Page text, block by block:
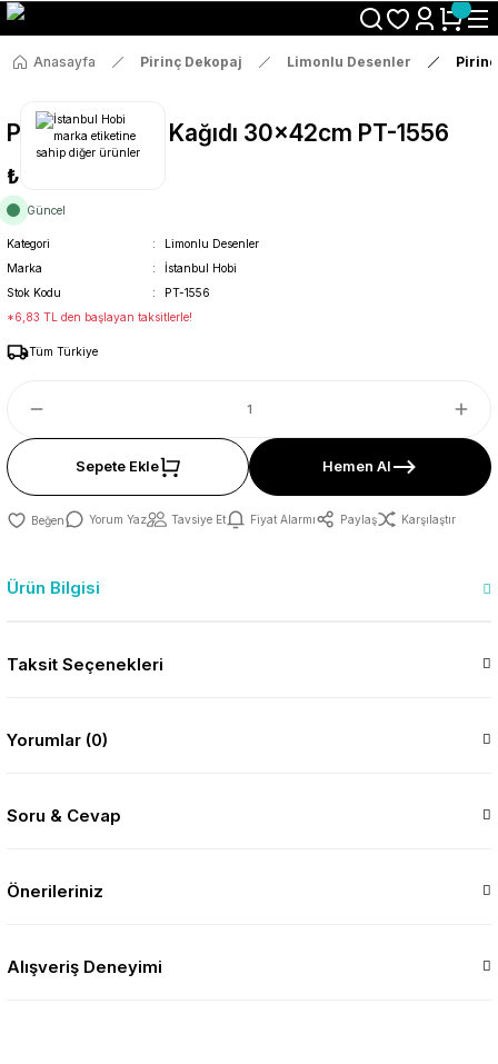
Size Özel "HG10" Koduyla Sepette Hemen %10 İndirimi Kaçırma
Anasayfa Pirinç Dekopaj Limonlu Desenler Pirinç
Pirinç Dekopaj Kağıdı 30x42cm PT-1556
₺36
Güncel
Kategori
Limonlu Desenler
Marka
İstanbul Hobi
Stok Kodu
PT-1556
*6,83 TL den başlayan taksitlerle!
Tüm Türkiye
Sepete Ekle Hemen Al
Yorum Yaz Tavsiye Et Fiyat Alarmı Paylaş Karşılaştır
Ürün Bilgisi
Taksit Seçenekleri
Yorumlar (0)
Soru & Cevap
Önerileriniz
Alışveriş Deneyimi